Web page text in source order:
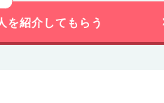
を紹介してもらう